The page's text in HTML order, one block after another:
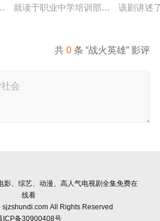
。江逾白长大以后，林知夏忽然对他说
就读于职业中学培训部的花季女生苏
该剧讲述
共0 条 “战火英雄” 影评
影、综艺、动漫、高人气电视剧全集免费在
线看
All Rights Reserved
ICP备30900408号